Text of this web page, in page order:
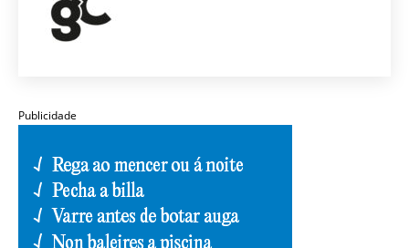
Publicidade